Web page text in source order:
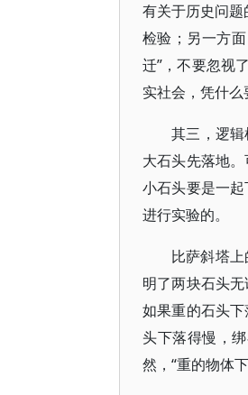
有关于历史问题
检验；另一方
迁”，不要忽视
实社会，凭什么
其三，逻
大石头先落地
小石头要是一
进行实验的。
比萨斜塔
明了两块石头
如果重的石头
头下落得慢，
然，“重的物体